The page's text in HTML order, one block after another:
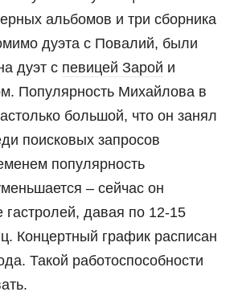
альбомов и три сборника
дуэта с Повалий, были
дуэт с певицей Зарой и
Популярность Михайлова в
большой, что он занял
поисковых запросов
популярность
– сейчас он
гастролей, давая по 12-15
Концертный график расписан
Такой работоспособности